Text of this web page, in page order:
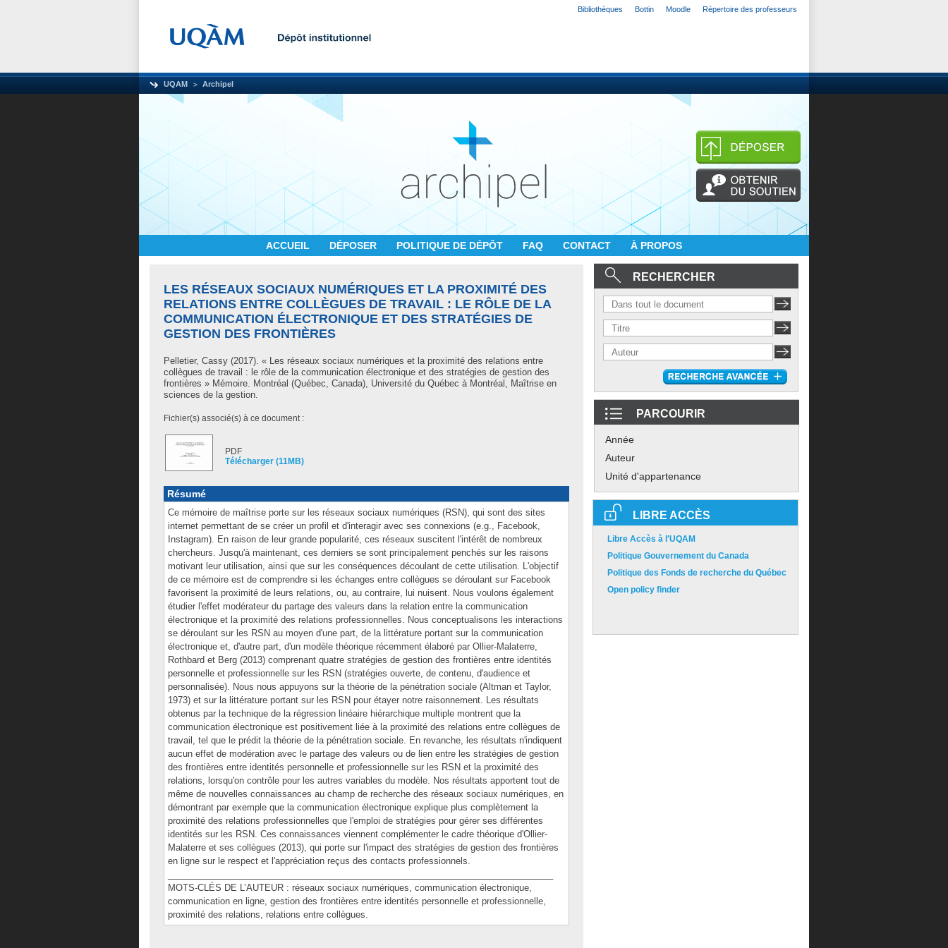
Bibliothèques Bottin Moodle Répertoire des professeurs
UQAM Archipel
ACCUEIL DÉPOSER POLITIQUE DE DÉPÔT FAQ CONTACT À PROPOS
LES RÉSEAUX SOCIAUX NUMÉRIQUES ET LA PROXIMITÉ DES
RELATIONS ENTRE COLLÈGUES DE TRAVAIL : LE RÔLE DE LA
COMMUNICATION ÉLECTRONIQUE ET DES STRATÉGIES DE
GESTION DES FRONTIÈRES
Pelletier, Cassy (2017). « Les réseaux sociaux numériques et la proximité des relations entre
collègues de travail : le rôle de la communication électronique et des stratégies de gestion des
frontières » Mémoire. Montréal (Québec, Canada), Université du Québec à Montréal, Maîtrise en
sciences de la gestion.
Fichier(s) associé(s) à ce document :
PDF
Télécharger (11MB)
Résumé
Ce mémoire de maîtrise porte sur les réseaux sociaux numériques (RSN), qui sont des sites
internet permettant de se créer un profil et d'interagir avec ses connexions (e.g., Facebook,
Instagram). En raison de leur grande popularité, ces réseaux suscitent l'intérêt de nombreux
chercheurs. Jusqu'à maintenant, ces derniers se sont principalement penchés sur les raisons
motivant leur utilisation, ainsi que sur les conséquences découlant de cette utilisation. L'objectif
de ce mémoire est de comprendre si les échanges entre collègues se déroulant sur Facebook
favorisent la proximité de leurs relations, ou, au contraire, lui nuisent. Nous voulons également
étudier l'effet modérateur du partage des valeurs dans la relation entre la communication
électronique et la proximité des relations professionnelles. Nous conceptualisons les interactions
se déroulant sur les RSN au moyen d'une part, de la littérature portant sur la communication
électronique et, d'autre part, d'un modèle théorique récemment élaboré par Ollier-Malaterre,
Rothbard et Berg (2013) comprenant quatre stratégies de gestion des frontières entre identités
personnelle et professionnelle sur les RSN (stratégies ouverte, de contenu, d'audience et
personnalisée). Nous nous appuyons sur la théorie de la pénétration sociale (Altman et Taylor,
1973) et sur la littérature portant sur les RSN pour étayer notre raisonnement. Les résultats
obtenus par la technique de la régression linéaire hiérarchique multiple montrent que la
communication électronique est positivement liée à la proximité des relations entre collègues de
travail, tel que le prédit la théorie de la pénétration sociale. En revanche, les résultats n'indiquent
aucun effet de modération avec le partage des valeurs ou de lien entre les stratégies de gestion
des frontières entre identités personnelle et professionnelle sur les RSN et la proximité des
relations, lorsqu'on contrôle pour les autres variables du modèle. Nos résultats apportent tout de
même de nouvelles connaissances au champ de recherche des réseaux sociaux numériques, en
démontrant par exemple que la communication électronique explique plus complètement la
proximité des relations professionnelles que l'emploi de stratégies pour gérer ses différentes
identités sur les RSN. Ces connaissances viennent complémenter le cadre théorique d'Ollier-
Malaterre et ses collègues (2013), qui porte sur l'impact des stratégies de gestion des frontières
en ligne sur le respect et l'appréciation reçus des contacts professionnels.
MOTS-CLÉS DE L’AUTEUR : réseaux sociaux numériques, communication électronique,
communication en ligne, gestion des frontières entre identités personnelle et professionnelle,
proximité des relations, relations entre collègues.
RECHERCHER
PARCOURIR
Année
Auteur
Unité d'appartenance
LIBRE ACCÈS
Libre Accès à l'UQAM
Politique Gouvernement du Canada
Politique des Fonds de recherche du Québec
Open policy finder